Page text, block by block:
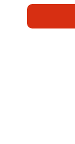
おもちゃをくわえ
い、しばらく固ま